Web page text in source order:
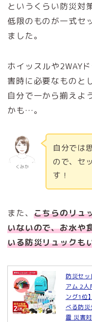
というくらい防災対
低限のものが一式セ
ました。
ホイッスルや2WAY
害時に必要なものと
自分で一から揃えよ
かも…。
くみか
自分では
ので、セ
す！
また、 こちらのリュ
いないので、お水や
いる防災リュックも
防災セッ
アム 2人
ング1位
べる防災
震 災害